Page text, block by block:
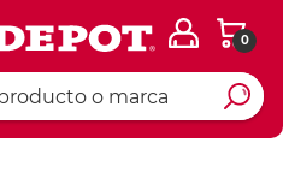
0
Ingresar Codigo